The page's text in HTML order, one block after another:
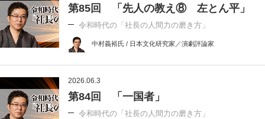
第85回 「先人の教え⑧ 左とん平」
令和時代の「社長の人間力の磨き方」
中村義裕氏 / 日本文化研究家／演劇評論家
2026.06.3
第84回 「一国者」
令和時代の「社長の人間力の磨き方」